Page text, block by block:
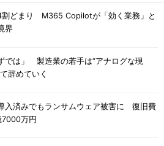
割どまり M365 Copilotが「効く業務」と
界
では」 製造業の若手は“アナログな現
辞めていく
入済みでもランサムウェア被害に 復旧費
万円